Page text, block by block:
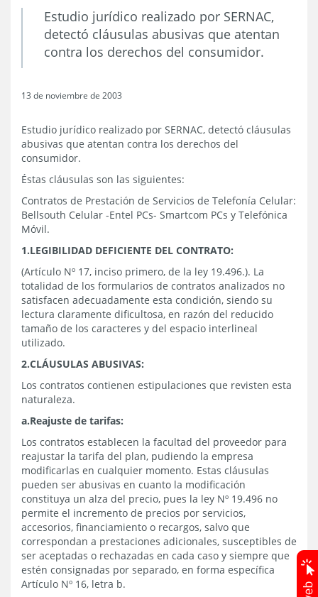
Estudio jurídico realizado por SERNAC,
detectó cláusulas abusivas que atentan
contra los derechos del consumidor.
13 de noviembre de 2003
Estudio jurídico realizado por SERNAC, detectó cláusulas
abusivas que atentan contra los derechos del
consumidor.
Éstas cláusulas son las siguientes:
Contratos de Prestación de Servicios de Telefonía Celular:
Bellsouth Celular -Entel PCs- Smartcom PCs y Telefónica
Móvil.
1.LEGIBILIDAD DEFICIENTE DEL CONTRATO:
(Artículo Nº 17, inciso primero, de la ley 19.496.). La
totalidad de los formularios de contratos analizados no
satisfacen adecuadamente esta condición, siendo su
lectura claramente dificultosa, en razón del reducido
tamaño de los caracteres y del espacio interlineal
utilizado.
2.CLÁUSULAS ABUSIVAS:
Los contratos contienen estipulaciones que revisten esta
naturaleza.
a.Reajuste de tarifas:
Los contratos establecen la facultad del proveedor para
reajustar la tarifa del plan, pudiendo la empresa
modificarlas en cualquier momento. Estas cláusulas
pueden ser abusivas en cuanto la modificación
constituya un alza del precio, pues la ley Nº 19.496 no
permite el incremento de precios por servicios,
accesorios, financiamiento o recargos, salvo que
correspondan a prestaciones adicionales, susceptibles de
ser aceptadas o rechazadas en cada caso y siempre que
estén consignadas por separado, en forma específica
Artículo Nº 16, letra b.